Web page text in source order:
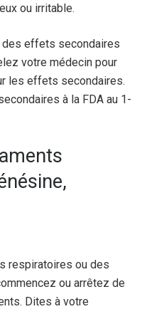
ou irritable.
des effets secondaires
votre médecin pour
les effets secondaires.
à la FDA au 1-
respiratoires ou des
ou arrêtez de
Dites à votre